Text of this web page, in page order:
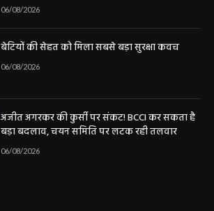
06/08/2026
बेटियों की सेहत को मिला सबसे बड़ा सुरक्षा कवच
06/08/2026
अजीत अगरकर की कुर्सी पर संकट! BCCI कर सकता है
बड़ा बदलाव, चयन समिति पर लटक रही तलवार
06/08/2026